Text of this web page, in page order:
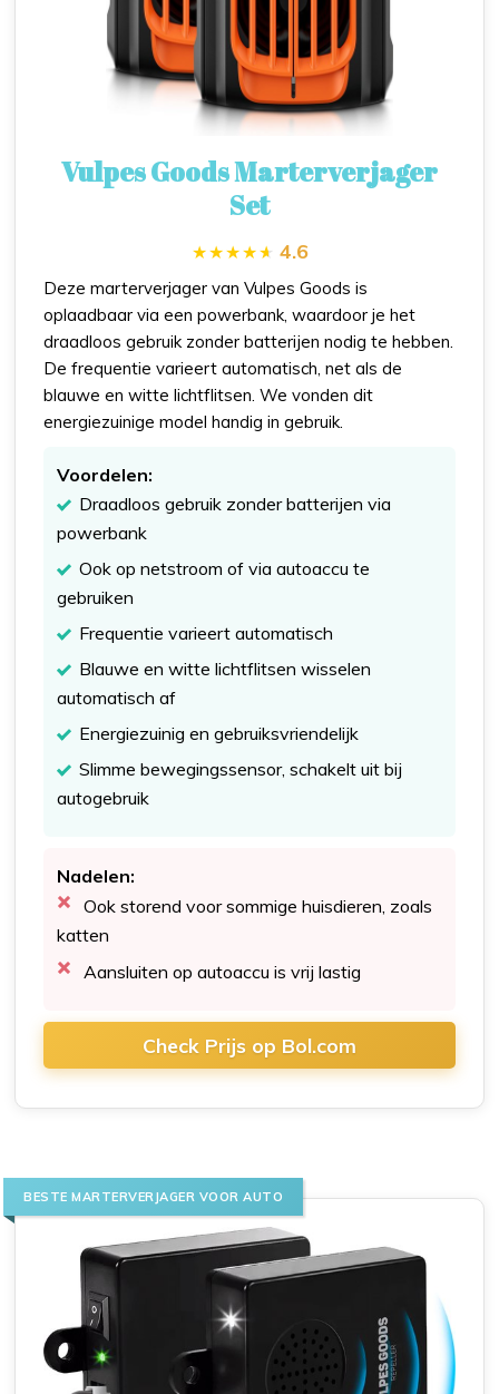
Vulpes Goods Marterverjager
Set
4.6
Deze marterverjager van Vulpes Goods is
oplaadbaar via een powerbank, waardoor je het
draadloos gebruik zonder batterijen nodig te hebben.
De frequentie varieert automatisch, net als de
blauwe en witte lichtflitsen. We vonden dit
energiezuinige model handig in gebruik.
Voordelen:
Draadloos gebruik zonder batterijen via
powerbank
Ook op netstroom of via autoaccu te
gebruiken
Frequentie varieert automatisch
Blauwe en witte lichtflitsen wisselen
automatisch af
Energiezuinig en gebruiksvriendelijk
Slimme bewegingssensor, schakelt uit bij
autogebruik
Nadelen:
Ook storend voor sommige huisdieren, zoals
katten
Aansluiten op autoaccu is vrij lastig
Check Prijs op Bol.com
BESTE MARTERVERJAGER VOOR AUTO